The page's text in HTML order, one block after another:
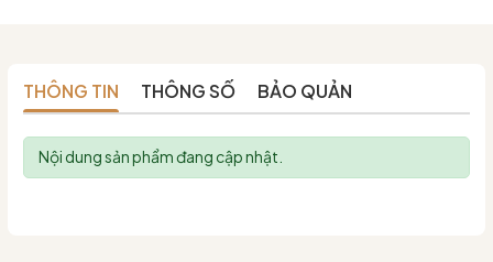
THÔNG TIN THÔNG SỐ BẢO QUẢN
Nội dung sản phẩm đang cập nhật.